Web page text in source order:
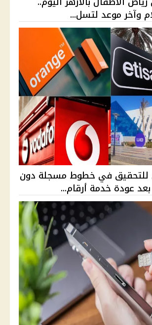
وآخر موعد لتسل...
للتحقيق في خطوط مسجلة دون
عودة خدمة أرقام...